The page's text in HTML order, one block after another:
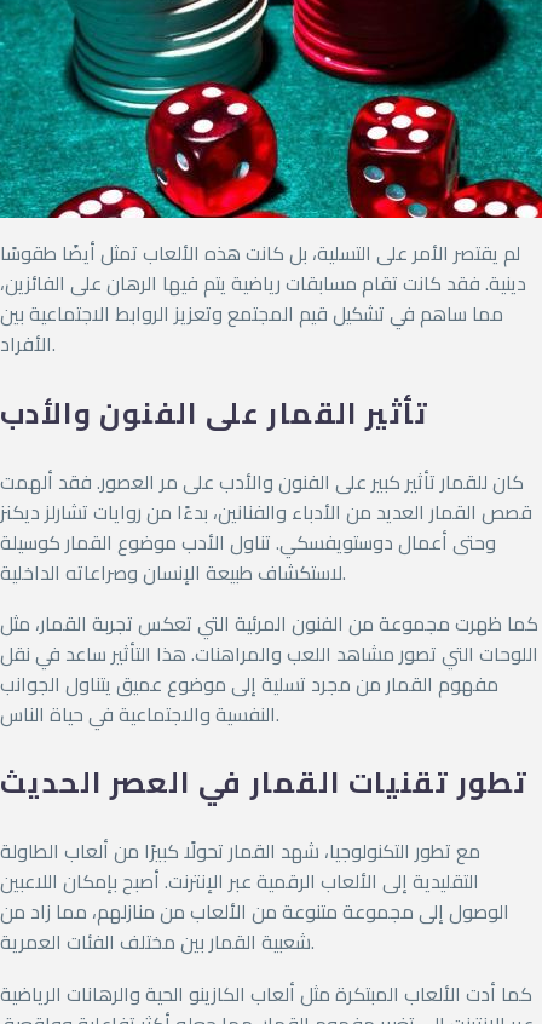
لم يقتصر الأمر على التسلية، بل كانت هذه الألعاب تمثل أيضًا طقوسًا
دينية. فقد كانت تقام مسابقات رياضية يتم فيها الرهان على الفائزين،
مما ساهم في تشكيل قيم المجتمع وتعزيز الروابط الاجتماعية بين
الأفراد.
تأثير القمار على الفنون والأدب
كان للقمار تأثير كبير على الفنون والأدب على مر العصور. فقد ألهمت
قصص القمار العديد من الأدباء والفنانين، بدءًا من روايات تشارلز ديكنز
وحتى أعمال دوستويفسكي. تناول الأدب موضوع القمار كوسيلة
لاستكشاف طبيعة الإنسان وصراعاته الداخلية.
كما ظهرت مجموعة من الفنون المرئية التي تعكس تجربة القمار، مثل
اللوحات التي تصور مشاهد اللعب والمراهنات. هذا التأثير ساعد في نقل
مفهوم القمار من مجرد تسلية إلى موضوع عميق يتناول الجوانب
النفسية والاجتماعية في حياة الناس.
تطور تقنيات القمار في العصر الحديث
مع تطور التكنولوجيا، شهد القمار تحولًا كبيرًا من ألعاب الطاولة
التقليدية إلى الألعاب الرقمية عبر الإنترنت. أصبح بإمكان اللاعبين
الوصول إلى مجموعة متنوعة من الألعاب من منازلهم، مما زاد من
شعبية القمار بين مختلف الفئات العمرية.
كما أدت الألعاب المبتكرة مثل ألعاب الكازينو الحية والرهانات الرياضية